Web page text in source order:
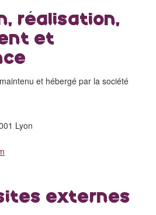
réalisation,
et
et hébergé par la société
Lyon
externes